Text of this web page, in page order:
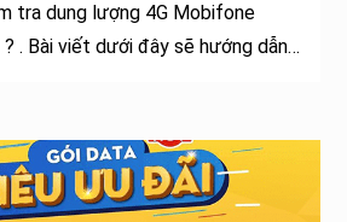
tra dung lượng 4G Mobifone
. Bài viết dưới đây sẽ hướng dẫn…